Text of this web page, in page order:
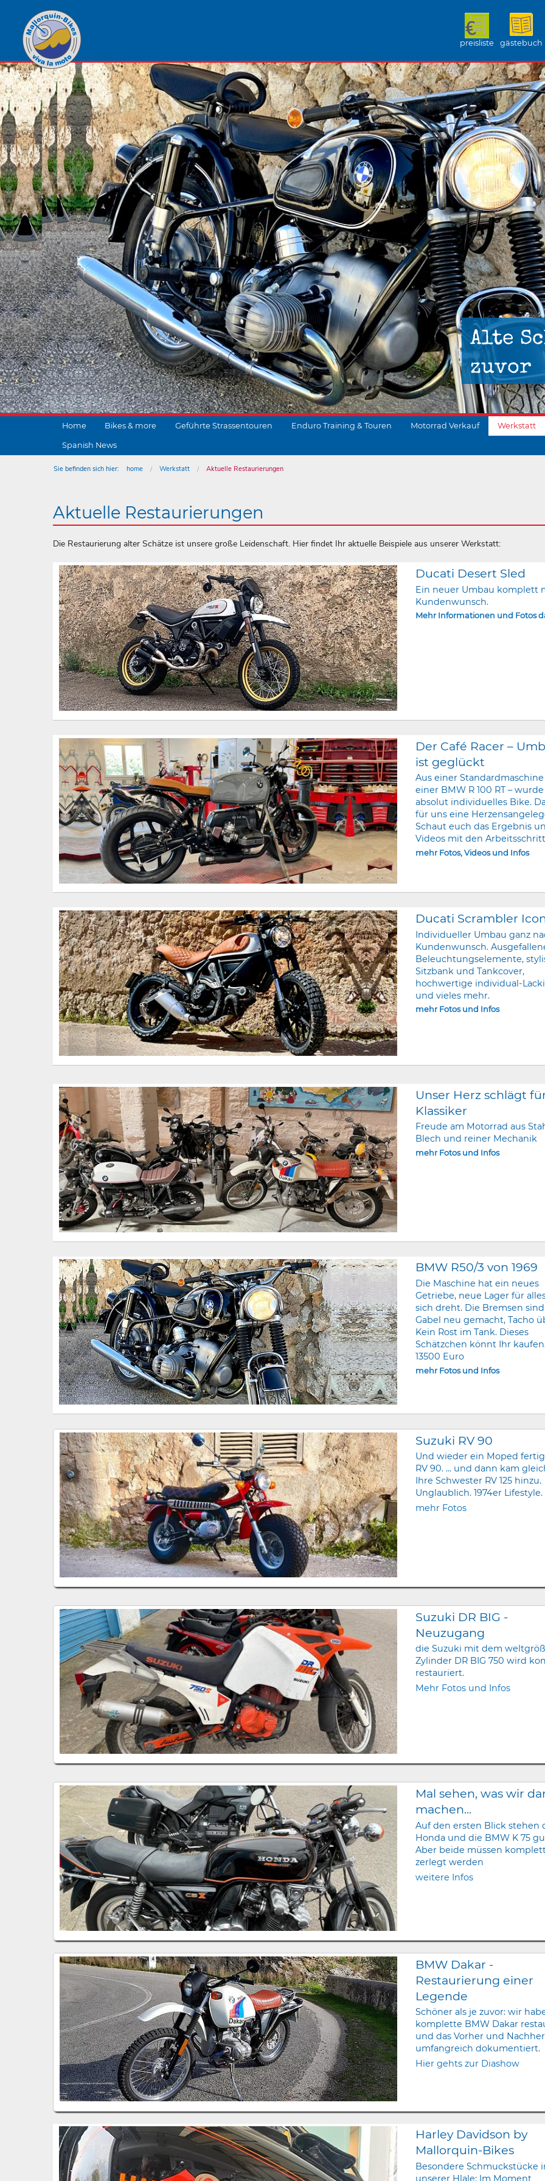
preisliste gästebuch
Alte
zuvor
1 von 1
Home Bikes & more Geführte Strassentouren Enduro Training & Touren Motorrad Verkauf Werkstatt
Spanish News
Sie befinden sich hier: home Werkstatt
Aktuelle Restaurierungen
Aktuelle Restaurierungen
Die Restaurierung alter Schätze ist unsere große Leidenschaft. Hier findet Ihr aktuelle Beispiele aus unserer Werkstatt:
Ducati Desert Sled
Ein neuer Umbau komplett
Kundenwunsch.
Mehr Informationen und Fotos
Der Café Racer –
ist geglückt
Aus einer Standardmaschine
einer BMW R 100 RT –
absolut individuelles Bike.
für uns eine
Schaut euch das Ergebnis
Videos mit den
mehr Fotos, Videos und Infos
Ducati Scrambler
Individueller Umbau ganz
Kundenwunsch.
Beleuchtungselemente,
Sitzbank und Tankcover,
hochwertige individual-
und vieles mehr.
mehr Fotos und Infos
Unser Herz schlägt
Klassiker
Freude am Motorrad aus
Blech und reiner Mechanik
mehr Fotos und Infos
BMW R50/3 von 1969
Die Maschine hat ein neues
Getriebe, neue Lager für
sich dreht. Die Bremsen
Gabel neu gemacht, Tacho
Kein Rost im Tank. Dieses
Schätzchen könnt Ihr
13500 Euro
mehr Fotos und Infos
Suzuki RV 90
Und wieder ein Moped
RV 90. ... und dann kam
Ihre Schwester RV 125 hinzu.
Unglaublich. 1974er Lifestyle.
mehr Fotos
Suzuki DR BIG -
Neuzugang
die Suzuki mit dem
Zylinder DR BIG 750 wird
restauriert.
Mehr Fotos und Infos
Mal sehen, was wir
machen...
Auf den ersten Blick stehen
Honda und die BMW K 75
Aber beide müssen
zerlegt werden
weitere Infos
BMW Dakar -
Restaurierung einer
Legende
Schöner als je zuvor: wir
komplette BMW Dakar
und das Vorher und Nachher
umfangreich dokumentiert.
Hier gehts zur Diashow
Harley Davidson by
Mallorquin-Bikes
Besondere Schmuckstücke
unserer Hlale: Im Moment